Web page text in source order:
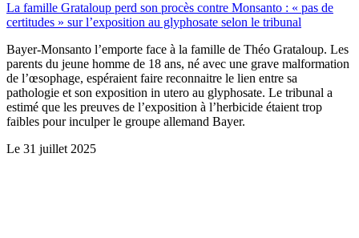
La famille Grataloup perd son procès contre Monsanto : « pas de
certitudes » sur l’exposition au glyphosate selon le tribunal
Bayer-Monsanto l’emporte face à la famille de Théo Grataloup. Les
parents du jeune homme de 18 ans, né avec une grave malformation
de l’œsophage, espéraient faire reconnaitre le lien entre sa
pathologie et son exposition in utero au glyphosate. Le tribunal a
estimé que les preuves de l’exposition à l’herbicide étaient trop
faibles pour inculper le groupe allemand Bayer.
Le 31 juillet 2025